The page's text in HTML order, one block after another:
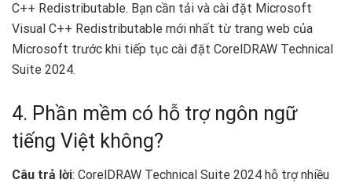
C++ Redistributable. Bạn cần tải và cài đặt Microsoft
Visual C++ Redistributable mới nhất từ trang web của
Microsoft trước khi tiếp tục cài đặt CorelDRAW Technical
Suite 2024.
4. Phần mềm có hỗ trợ ngôn ngữ
tiếng Việt không?
Câu trả lời: CorelDRAW Technical Suite 2024 hỗ trợ nhiều